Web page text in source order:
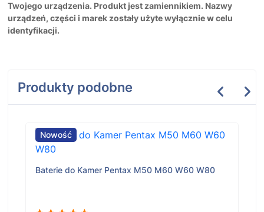
Twojego urządzenia. Produkt jest zamiennikiem. Nazwy
urządzeń, części i marek zostały użyte wyłącznie w celu
identyfikacji.
Produkty podobne
Nowość
Baterie do Kamer Pentax M50 M60 W60 W80